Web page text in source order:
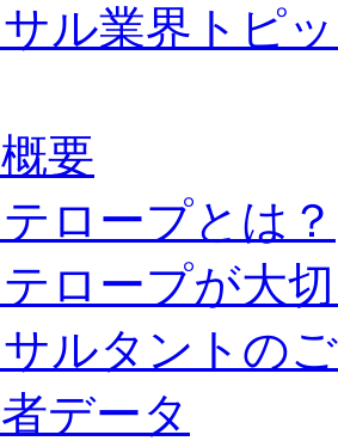
ル業界トピ
要
ロープとは？
ロープが大
ルタントの
データ